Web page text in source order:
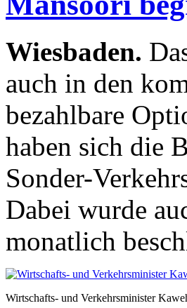
Wiesbaden.
auch in den
bezahlbare
haben sich die
Sonder-
Dabei wurde
monatlich
Wirtschafts- und Verkehrsminister